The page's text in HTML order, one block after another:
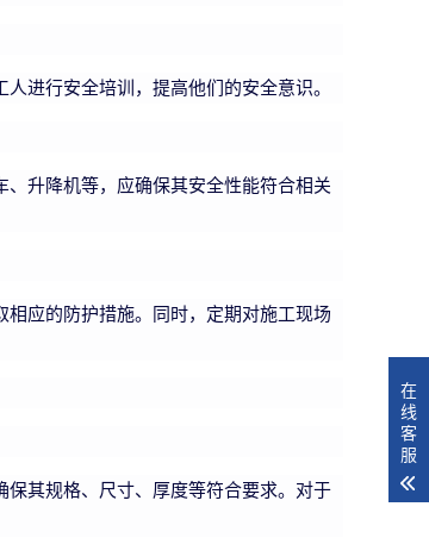
进行安全培训，提高他们的安全意识。
升降机等，应确保其安全性能符合相关
应的防护措施。同时，定期对施工现场
其规格、尺寸、厚度等符合要求。对于
在
线
客
服